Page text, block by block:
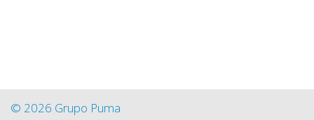
© 2026 Grupo Puma